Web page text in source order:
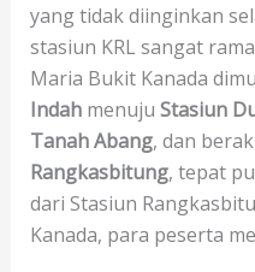
yang tidak diinginkan
stasiun KRL sangat
Maria Bukit Kanada
Indahmenuju Stasiun
Tanah Abang, dan
Rangkasbitung, tepat
dari Stasiun
Kanada, para peserta